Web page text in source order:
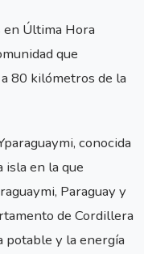
Última Hora
que
80 kilómetros de la
conocida
isla en la que
Paraguay y
de Cordillera
potable y la energía